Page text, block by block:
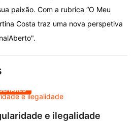
paixão. Com a rubrica “O Meu
Costa traz uma nova perspetiva
e ilegalidade